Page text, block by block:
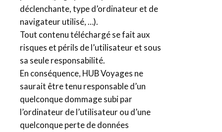
déclenchante, type d’ordinateur et de
navigateur utilisé, …).
Tout contenu téléchargé se fait aux
risques et périls de l’utilisateur et sous
sa seule responsabilité.
En conséquence, HUB Voyages ne
saurait être tenu responsable d’un
quelconque dommage subi par
l’ordinateur de l’utilisateur ou d’une
quelconque perte de données